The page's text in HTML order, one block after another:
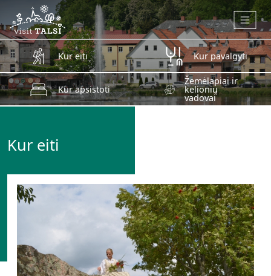
Skip to main content
Kur eiti Kur pavalgyti
Kur apsistoti
Žemėlapiai ir
kelionių
vadovai
Kur eiti